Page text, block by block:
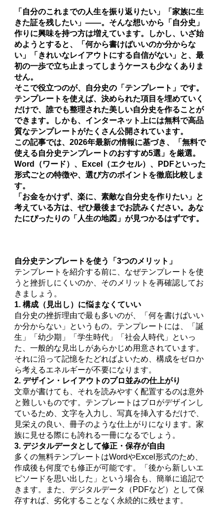
「自分のこれまでの人生を振り返りたい」「家族に生
きた証を残したい」――。そんな想いから「自分史」
作りに興味を持つ方は増えています。しかし、いざ始
めようとすると、「何から書けばいいのか分からな
い」「きれいなレイアウトにする自信がない」と、最
初の一歩で立ち止まってしまうケースも少なくありま
せん。
そこで役立つのが、自分史の「テンプレート」です。
テンプレートを使えば、決められた項目を埋めていく
だけで、誰でも整理された美しい自分史を作ることが
できます。しかも、インターネット上には無料で高品
質なテンプレートがたくさん公開されています。
この記事では、2026年最新の情報に基づき、「無料で
使える自分史テンプレートのおすすめ5選」を厳選。
Word（ワード）、Excel（エクセル）、PDFといった
形式ごとの特徴や、選び方のポイントを徹底比較しま
す。
「お金をかけず、楽に、素敵な自分史を作りたい」と
考えている方は、ぜひ最後までお読みください。あな
たにぴったりの「人生の地図」が見つかるはずです。
自分史テンプレートを使う「3つのメリット」
テンプレートを紹介する前に、なぜテンプレートを使
うと挫折しにくいのか、そのメリットを再確認してお
きましょう。
1. 構成（見出し）に悩まなくていい
自分史の挫折理由で最も多いのが、「何を書けばいい
か分からない」というもの。テンプレートには、「誕
生」「幼少期」「学生時代」「社会人時代」といっ
た、一般的な見出しがあらかじめ用意されています。
それに沿って記憶をたどればよいため、構成をゼロか
ら考えるエネルギーが不要になります。
2. デザイン・レイアウトのプロ並みの仕上がり
文章が書けても、それを読みやすく配置するのは意外
と難しいものです。テンプレートはプロがデザインし
ているため、文字を入力し、写真を挿入するだけで、
見栄えの良い、冊子のような仕上がりになります。家
族に見せる際にも誇れる一冊になるでしょう。
3. デジタルデータとして修正・保存が自由
多くの無料テンプレートはWordやExcel形式のため、
作成後も何度でも修正が可能です。「後から新しいエ
ピソードを思い出した」という場合も、簡単に追記で
きます。また、デジタルデータ（PDFなど）として保
存すれば、劣化することなく永続的に残せます。